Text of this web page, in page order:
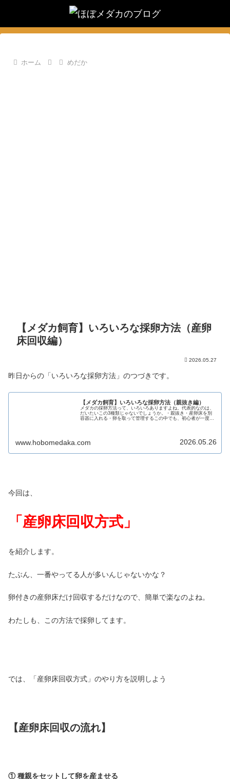
ホーム めだか
【メダカ飼育】いろいろな採卵方法（産卵
床回収編）
2026.05.27
昨日からの「いろいろな採卵方法」のつづきです。
【メダカ飼育】いろいろな採卵方法（親抜き編）
メダカの採卵方法って、いろいろありますよね。代表的なのは、
だいたいこの3種類じゃないでしょうか。・親抜き・産卵床を別
容器に入れる・卵を取って管理するこの中でも、初心者が一度は
www.hobomedaka.com 2026.05.26
今回は、
「産卵床回収方式」
を紹介します。
たぶん、一番やってる人が多いんじゃないかな？
卵付きの産卵床だけ回収するだけなので、簡単で楽なのよね。
わたしも、この方法で採卵してます。
では、「産卵床回収方式」のやり方を説明しよう
【産卵床回収の流れ】
① 種親をセットして卵を産ませる